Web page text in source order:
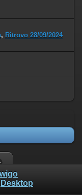
, Ritrovo 28/09/2024
Desktop